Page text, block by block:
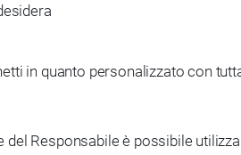
in quanto personalizzato con
Responsabile è possibile